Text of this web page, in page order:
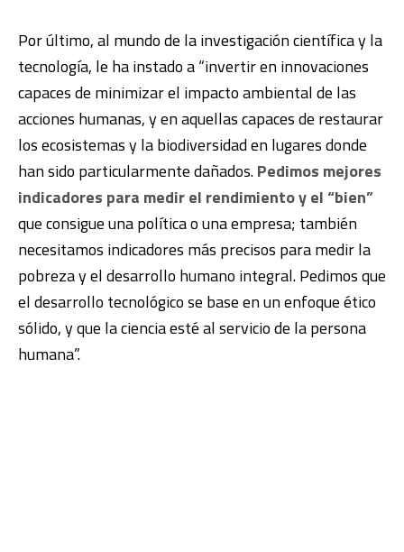
Por último, al mundo de la investigación científica y la
tecnología, le ha instado a “invertir en innovaciones
capaces de minimizar el impacto ambiental de las
acciones humanas, y en aquellas capaces de restaurar
los ecosistemas y la biodiversidad en lugares donde
han sido particularmente dañados.Pedimos mejores
indicadores para medir el rendimiento y el “bien”
que consigue una política o una empresa; también
necesitamos indicadores más precisos para medir la
pobreza y el desarrollo humano integral. Pedimos que
el desarrollo tecnológico se base en un enfoque ético
sólido, y que la ciencia esté al servicio de la persona
humana”.